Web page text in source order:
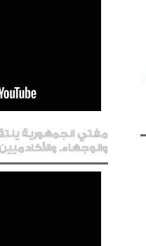
مفتي الجمهورية
والوجهاء.